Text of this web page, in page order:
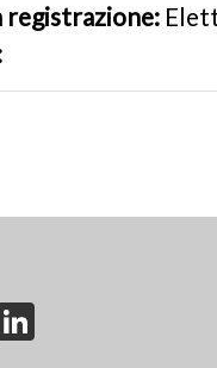
registrazione: